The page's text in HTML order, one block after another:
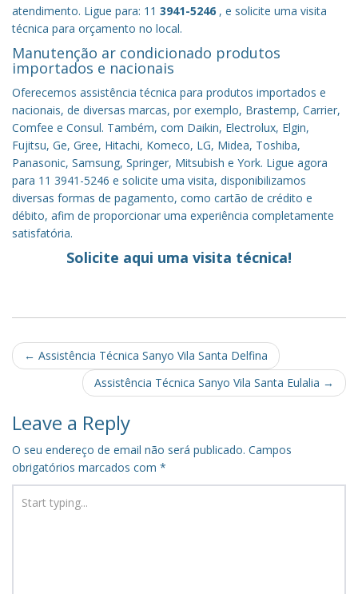
atendimento. Ligue para: 11 3941-5246 , e solicite uma visita
técnica para orçamento no local.
Manutenção ar condicionado produtos
importados e nacionais
Oferecemos assistência técnica para produtos importados e
nacionais, de diversas marcas, por exemplo, Brastemp, Carrier,
Comfee e Consul. Também, com Daikin, Electrolux, Elgin,
Fujitsu, Ge, Gree, Hitachi, Komeco, LG, Midea, Toshiba,
Panasonic, Samsung, Springer, Mitsubish e York. Ligue agora
para 11 3941-5246 e solicite uma visita, disponibilizamos
diversas formas de pagamento, como cartão de crédito e
débito, afim de proporcionar uma experiência completamente
satisfatória.
Solicite aqui uma visita técnica!
Post
navigation
← Assistência Técnica Sanyo Vila Santa Delfina
Assistência Técnica Sanyo Vila Santa Eulalia →
Leave a Reply
O seu endereço de email não será publicado. Campos
obrigatórios marcados com *